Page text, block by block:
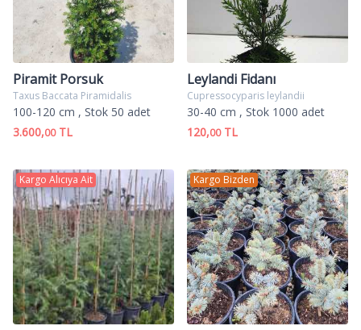
Piramit Porsuk
Taxus Baccata Piramidalis
100-120 cm , Stok 50 adet
3.600,00TL
Leylandi Fidanı
Cupressocyparis leylandii
30-40 cm , Stok 1000 adet
120,00TL
Kargo Alıcıya Ait Kargo Bizden